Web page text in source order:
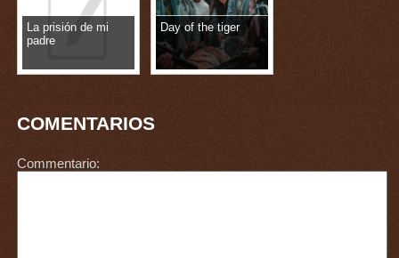
La prisión de mi
padre
Day of the tiger
COMENTARIOS
Commentario